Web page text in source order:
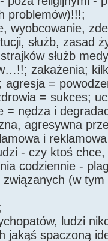
problemów)!!!;
wyobcowanie,
służb, zasad
służb
zakażenia;
agresja =
= sukces;
= nędza i
agresywna
i
- czy ktoś
codziennie -
(w tym
ludzi
jakąś spaczoną